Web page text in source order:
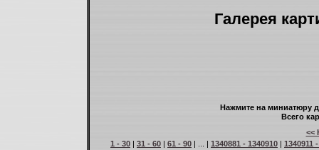
Галерея
Нажмите на миниатюру
Всего
<<
1 - 30 | 31 - 60 | 61 - 90 | ... | 1340881 - 1340910 | 1340911